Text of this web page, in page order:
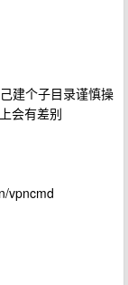
建个子目录谨慎操
会有差别
vpncmd